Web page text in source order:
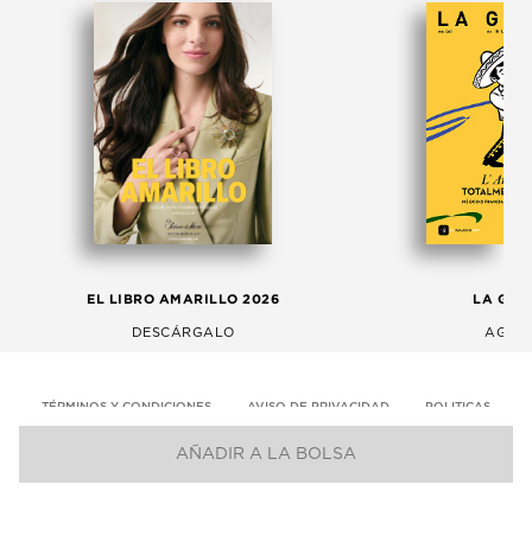
AÑADIR A LA BOLSA
EL LIBRO AMARILLO 2026
DESCÁRGALO
LA
TÉRMINOS Y CONDICIONES AVISO DE PRIVACIDAD POLITICAS